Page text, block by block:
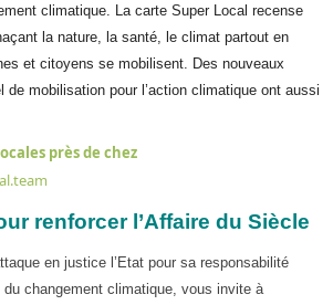
climatique. La carte Super Local recense
la nature, la santé, le climat partout en
et citoyens se mobilisent. Des nouveaux
de mobilisation pour l’action climatique ont aussi
près de chez
renforcer l’Affaire du Siècle
en justice l’Etat pour sa responsabilité
changement climatique, vous invite à